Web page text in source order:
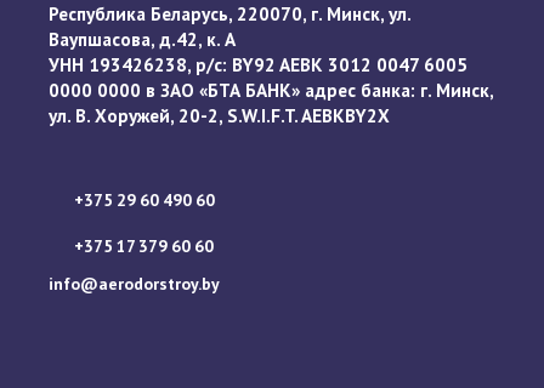
Республика Беларусь, 220070, г. Минск, ул.
Ваупшасова, д.42, к. А
УНН 193426238, р/с: BY92 AEBK 3012 0047 6005
0000 0000 в ЗАО «БТА БАНК» адрес банка: г. Минск,
ул. В. Хоружей, 20-2, S.W.I.F.T. AEBKBY2X
+375 29 60 490 60
+375 17 379 60 60
info@aerodorstroy.by